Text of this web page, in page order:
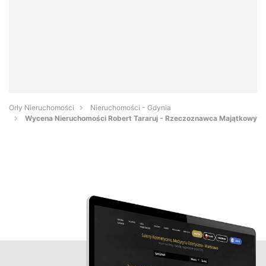
Orły Nieruchomości
Nieruchomości - Gdynia
Wycena Nieruchomości Robert Tararuj - Rzeczoznawca Majątkowy